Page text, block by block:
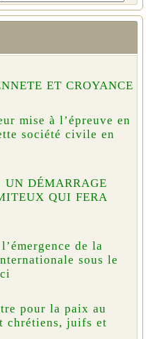
ET CROYANCE
mise à l’épreuve en
société civile en
DÉMARRAGE
QUI FERA
de la
sous le
pour la paix au
chrétiens, juifs et